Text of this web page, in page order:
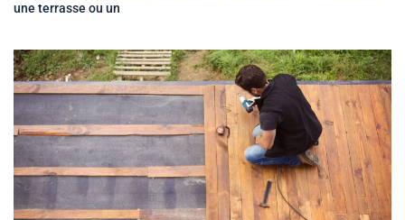
une terrasse ou un